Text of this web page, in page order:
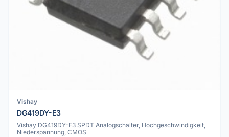
Vishay
DG419DY-E3
Vishay DG419DY-E3 SPDT Analogschalter, Hochgeschwindigkeit,
Niederspannung, CMOS